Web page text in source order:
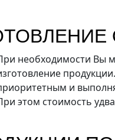
необходимости Вы
и
этом стоимость